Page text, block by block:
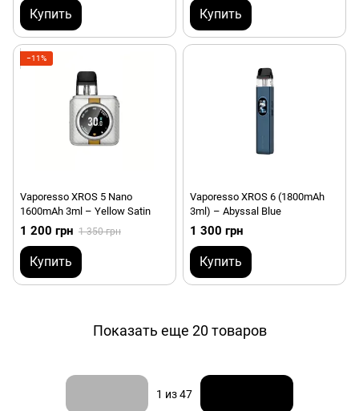
Купить Купить
−11%
Vaporesso XROS 5 Nano
1600mAh 3ml – Yellow Satin
1 200 грн 1 350 грн
Купить
Vaporesso XROS 6 (1800mAh
3ml) – Abyssal Blue
1 300 грн
Купить
Показать еще 20 товаров
1 из 47